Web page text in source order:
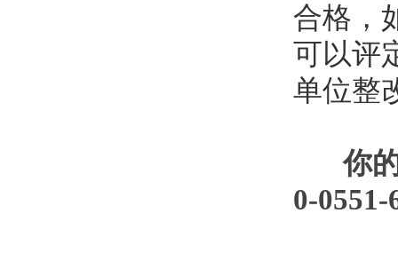
合格，
可以评
单位整
你的
0-